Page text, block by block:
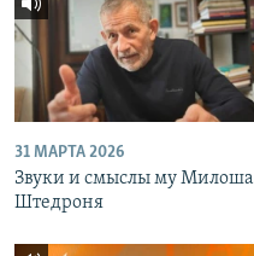
31 МАРТА 2026
Звуки и смыслы му Милоша
Штедроня